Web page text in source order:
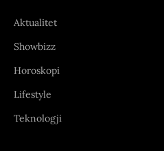
Aktualitet
Showbizz
Horoskopi
Lifestyle
Teknologji